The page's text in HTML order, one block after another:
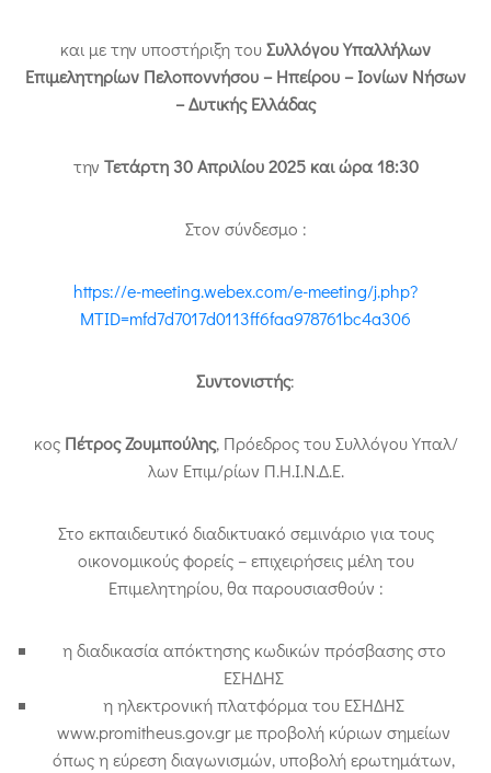
και με την υποστήριξη τουΣυλλόγου Υπαλλήλων
Επιμελητηρίων Πελοποννήσου – Ηπείρου – Ιονίων Νήσων
– Δυτικής Ελλάδας
την Τετάρτη 30 Απριλίου 2025 και ώρα 18:30
Στον σύνδεσμο :
https://e-meeting.webex.com/e-meeting/j.php?
MTID=mfd7d7017d0113ff6faa978761bc4a306
Συντονιστής:
κος Πέτρος Ζουμπούλης, Πρόεδρος του Συλλόγου Υπαλ/
λων Επιμ/ρίων Π.Η.Ι.Ν.Δ.Ε.
Στο εκπαιδευτικό διαδικτυακό σεμινάριο για τους
οικονομικούς φορείς – επιχειρήσεις μέλη του
Επιμελητηρίου, θα παρουσιασθούν :
η διαδικασία απόκτησης κωδικών πρόσβασης στο
ΕΣΗΔΗΣ
η ηλεκτρονική πλατφόρμα του ΕΣΗΔΗΣ
www.promitheus.gov.gr με προβολή κύριων σημείων
όπως η εύρεση διαγωνισμών, υποβολή ερωτημάτων,